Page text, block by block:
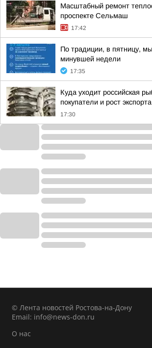
Масштабный ремонт
проспекте Сельмаш
17:42
По традиции, в пятницу,
минувшей недели
17:35
Куда уходит российская
покупатели и рост экспорта
17:30
© Лента новостей Ростова-на-Дону
Email: info@news-don.ru
О нас